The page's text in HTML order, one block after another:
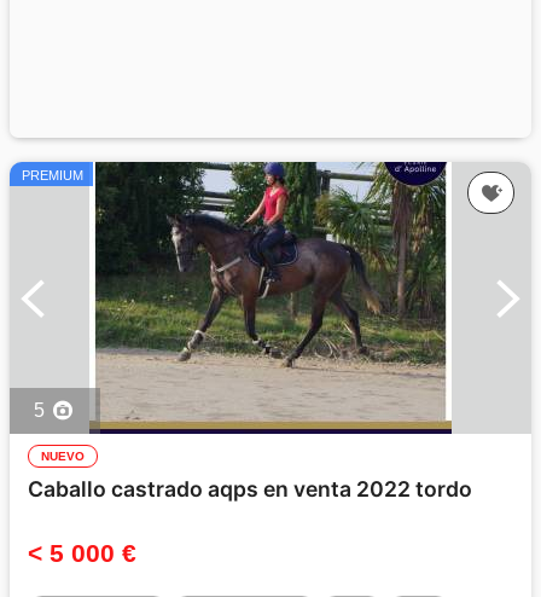
PREMIUM
5
NUEVO
Caballo castrado aqps en venta 2022 tordo
< 5 000 €